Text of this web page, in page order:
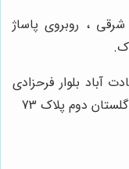
، روبروی پاساژ
آباد بلوار فرحزادی
دوم پلاک 73